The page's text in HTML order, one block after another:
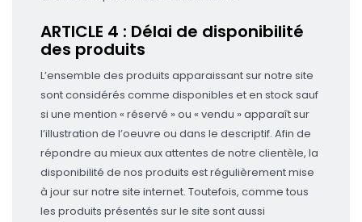
ARTICLE 4 : Délai de disponibilité
des produits
L’ensemble des produits apparaissant sur notre site
sont considérés comme disponibles et en stock sauf
si une mention « réservé » ou « vendu » apparaît sur
l’illustration de l’oeuvre ou dans le descriptif. Afin de
répondre au mieux aux attentes de notre clientèle, la
disponibilité de nos produits est régulièrement mise
à jour sur notre site internet. Toutefois, comme tous
les produits présentés sur le site sont aussi